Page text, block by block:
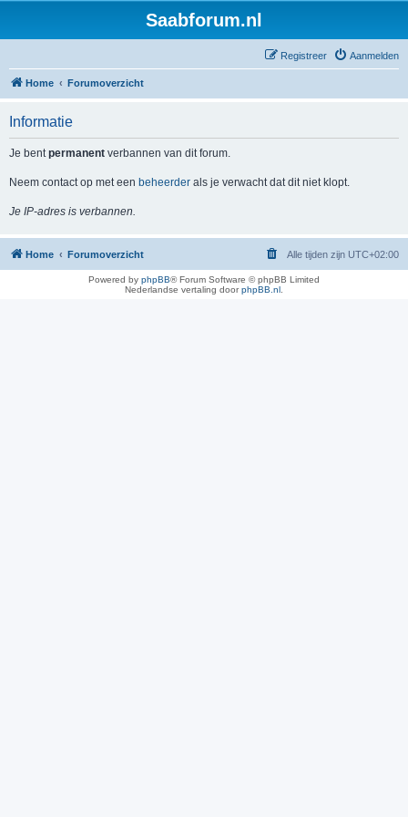
Saabforum.nl
Aanmelden
Registreer
Home Forumoverzicht
Informatie
Je bentpermanent verbannen van dit forum.
Neem contact op met een beheerder als je verwacht dat dit niet klopt.
Je IP-adres is verbannen.
Home Forumoverzicht Alle tijden zijn UTC+02:00
Powered by phpBB® Forum Software © phpBB Limited
Nederlandse vertaling doorphpBB.nl